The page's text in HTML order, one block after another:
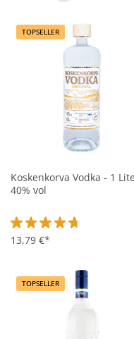
TOPSELLER
Koskenkorva Vodka - 1
40% vol
Durchschnittliche
13,79 €*
TOPSELLER